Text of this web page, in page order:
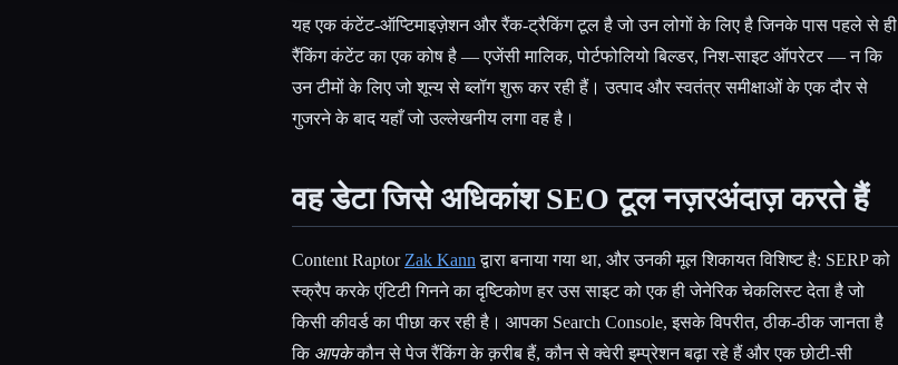
यह एक कंटेंट-ऑप्टिमाइज़ेशन और रैंक-ट्रैकिंग टूल है जो उन लोगों के लिए है जिनके पास पहले से ही
रैंकिंग कंटेंट का एक कोष है — एजेंसी मालिक, पोर्टफोलियो बिल्डर, निश-साइट ऑपरेटर — न कि
उन टीमों के लिए जो शून्य से ब्लॉग शुरू कर रही हैं। उत्पाद और स्वतंत्र समीक्षाओं के एक दौर से
गुजरने के बाद यहाँ जो उल्लेखनीय लगा वह है।
वह डेटा जिसे अधिकांश SEO टूल नज़रअंदाज़ करते हैं
Content Raptor Zak Kann द्वारा बनाया गया था, और उनकी मूल शिकायत विशिष्ट है: SERP को
स्क्रैप करके एंटिटी गिनने का दृष्टिकोण हर उस साइट को एक ही जेनेरिक चेकलिस्ट देता है जो
किसी कीवर्ड का पीछा कर रही है। आपका Search Console, इसके विपरीत, ठीक-ठीक जानता है
कि आपकेकौन से पेज रैंकिंग के क़रीब हैं, कौन से क्वेरी इम्प्रेशन बढ़ा रहे हैं और एक छोटी-सी